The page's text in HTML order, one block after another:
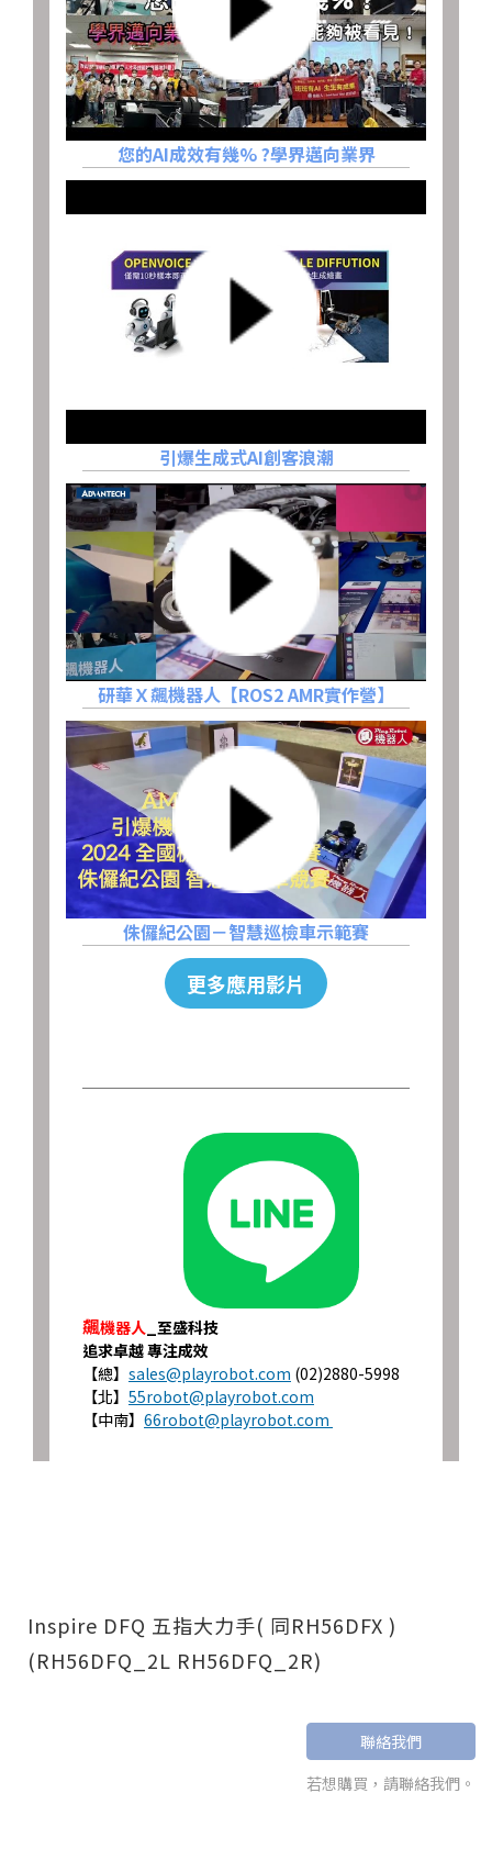
您的AI成效有幾% ?學界邁向業界
引爆生成式AI創客浪潮
研華Ｘ飆機器人【ROS2 AMR實作營】
侏儸紀公園－智慧巡檢車示範賽
更多應用影片
飆機器人 _至盛科技
追求卓越 專注成效
【總】 sales@playrobot.com (02)2880-5998
【北】 55robot@playrobot.com
【中南】 66robot@playrobot.com
Inspire DFQ 五指大力手( 同RH56DFX )
(RH56DFQ_2L RH56DFQ_2R)
聯絡我們
若想購買，請聯絡我們。